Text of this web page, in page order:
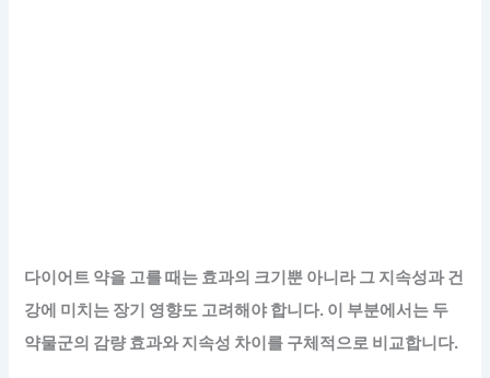
다이어트 약을 고를 때는 효과의 크기뿐 아니라 그 지속성과 건
강에 미치는 장기 영향도 고려해야 합니다. 이 부분에서는 두
약물군의 감량 효과와 지속성 차이를 구체적으로 비교합니다.